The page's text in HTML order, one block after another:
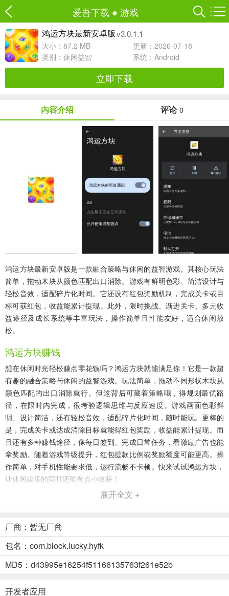
爱吾下载 ● 游戏
鸿运方块最新安卓版 v3.0.1.1
大小：87.2 MB
更新：2026-07-18
类别： 休闲益智 系统：Android
立即下载
内容介绍 评论 0
鸿运方块最新安卓版是一款融合策略与休闲的益智游戏。其核心玩法
简单，拖动木块从颜色匹配出口消除。游戏有鲜明色彩、简洁设计与
轻松音效，适配碎片化时间。它还设有红包奖励机制，完成关卡或目
标可获红包，收益能累计提现。此外，限时挑战、渐进关卡、多元收
益途径及成长系统等丰富玩法，操作简单且性能友好，适合休闲放
松。
鸿运方块赚钱
想在休闲时光轻松赚点零花钱吗？鸿运方块就能满足你！它是一款超
有趣的融合策略与休闲的益智游戏。玩法简单，拖动不同形状木块从
颜色匹配的出口消除就行。但这背后可藏着策略哦，得规划最优路
径，在限时内完成，很考验逻辑思维与反应速度。游戏画面色彩鲜
明、设计简洁，还有轻松音效，适配碎片化时间，随时能玩。更棒的
是，完成关卡或达成消除目标就能得红包奖励，收益能累计提现。而
且还有多种赚钱途径，像每日签到、完成日常任务，看激励广告也能
拿奖励。随着游戏等级提升，红包提款比例或奖励额度可能更高。操
作简单，对手机性能要求低，运行流畅不卡顿。快来试试鸿运方块，
让休闲娱乐的同时还能有点小收获！
鸿运方块最新安卓版优势
放松与动脑。
2. 适配碎片化：色彩鲜明、音效轻松，支持随时启停，适配通勤休息
等碎片时间。
花钱乐趣。
展开全文 +
厂商：暂无厂商
包名：com.block.lucky.hyfk
MD5：d43995e16254f51166135763f261e52b
开发者应用